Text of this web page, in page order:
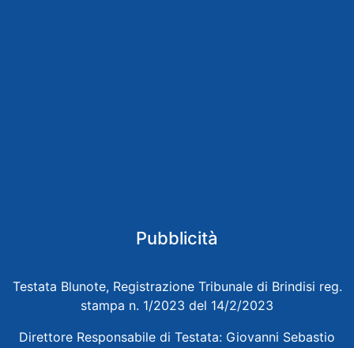
Pubblicità
Testata Blunote, Registrazione Tribunale di Brindisi reg.
stampa n. 1/2023 del 14/2/2023
Direttore Responsabile di Testata: Giovanni Sebastio